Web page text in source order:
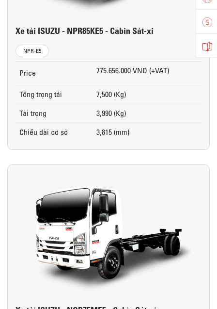
Xe tải ISUZU - NPR85KE5 - Cabin Sát-xi
NPR-E5
Price 775.656.000 VND (+VAT)
Tổng trọng tải
7,500 (Kg)
Tải trọng
3,990 (Kg)
Chiều dài cơ sở
3,815 (mm)